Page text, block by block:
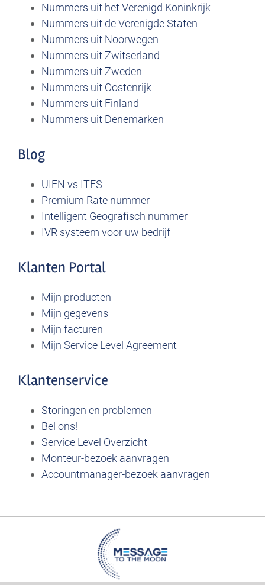
Nummers uit het Verenigd Koninkrijk
Nummers uit de Verenigde Staten
Nummers uit Noorwegen
Nummers uit Zwitserland
Nummers uit Zweden
Nummers uit Oostenrijk
Nummers uit Finland
Nummers uit Denemarken
Blog
UIFN vs ITFS
Premium Rate nummer
Intelligent Geografisch nummer
IVR systeem voor uw bedrijf
Klanten Portal
Mijn producten
Mijn gegevens
Mijn facturen
Mijn Service Level Agreement
Klantenservice
Storingen en problemen
Bel ons!
Service Level Overzicht
Monteur-bezoek aanvragen
Accountmanager-bezoek aanvragen